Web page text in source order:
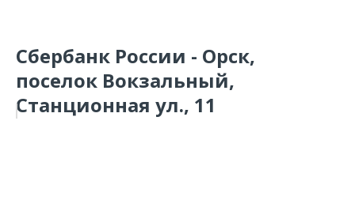
Сбербанк России - Орск,
поселок Вокзальный,
Станционная ул., 11